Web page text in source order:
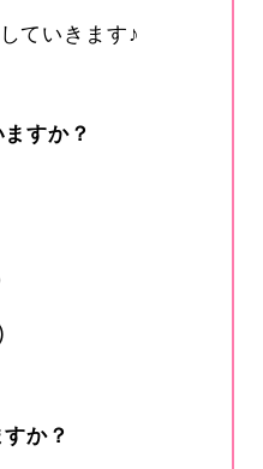
ていきます♪
すか？
か？